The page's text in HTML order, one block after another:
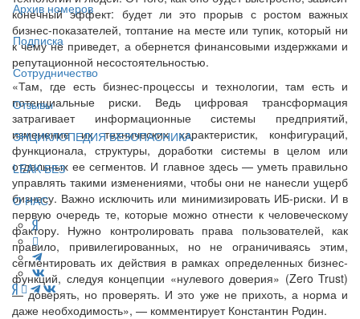
Архив номеров
Подписка
Сотрудничество
Отзывы
ЭНЦИКЛОПЕДИЯ БЕЗОПАСНИКА
LEAK-БЕЗ
О НАС
конечный эффект: будет ли это прорыв с ростом важных
бизнес-показателей, топтание на месте или тупик, который ни
к чему не приведет, а обернется финансовыми издержками и
репутационной несостоятельностью.
«Там, где есть бизнес-процессы и технологии, там есть и
потенциальные риски. Ведь цифровая трансформация
затрагивает информационные системы предприятий,
изменение их технических характеристик, конфигураций,
функционала, структуры, доработки системы в целом или
отдельных ее сегментов. И главное здесь — уметь правильно
управлять такими изменениями, чтобы они не нанесли ущерб
бизнесу. Важно исключить или минимизировать ИБ-риски. И в
первую очередь те, которые можно отнести к человеческому
фактору. Нужно контролировать права пользователей, как
правило, привилегированных, но не ограничиваясь этим,
сегментировать их действия в рамках определенных бизнес-
функций, следуя концепции «нулевого доверия» (Zero Trust)
— доверять, но проверять. И это уже не прихоть, а норма и
даже необходимость», — комментирует Константин Родин.